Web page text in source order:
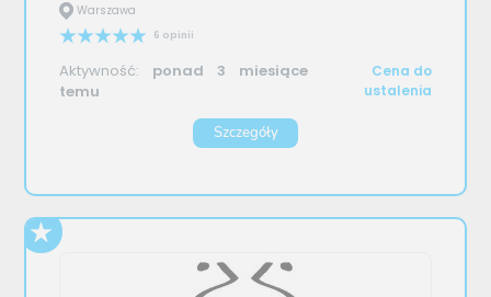
Warszawa
6 opinii
Aktywność: ponad 3 miesiące
temu
Cena do
ustalenia
Szczegóły